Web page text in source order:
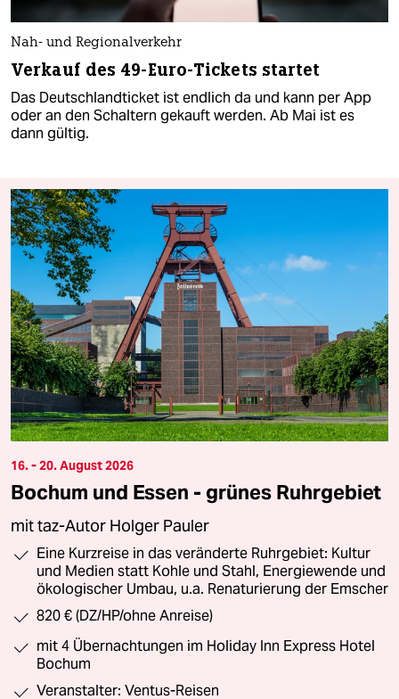
Nah- und Regionalverkehr
Verkauf des 49-Euro-Tickets startet
Das Deutschlandticket ist endlich da und kann per App
oder an den Schaltern gekauft werden. Ab Mai ist es
dann gültig.
16. - 20. August 2026
Bochum und Essen - grünes Ruhrgebiet
mit taz-Autor Holger Pauler
Eine Kurzreise in das veränderte Ruhrgebiet: Kultur
und Medien statt Kohle und Stahl, Energiewende und
ökologischer Umbau, u.a. Renaturierung der Emscher
820 € (DZ/HP/ohne Anreise)
mit 4 Übernachtungen im Holiday Inn Express Hotel
Bochum
Veranstalter: Ventus-Reisen